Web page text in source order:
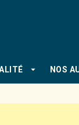
arrow_drop_down NOS